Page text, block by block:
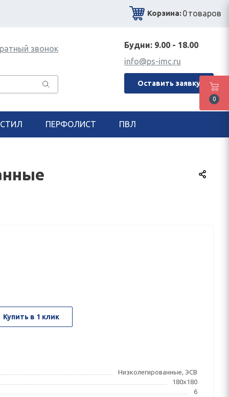
Корзина:0товаров
звонок
Будни: 9.00 - 18.00
info@ps-imc.ru
Оставить заявку
ПЕРФОЛИСТ ПВЛ
Купить в 1 клик
Низколегированные, ЭСВ
180x180
6
0